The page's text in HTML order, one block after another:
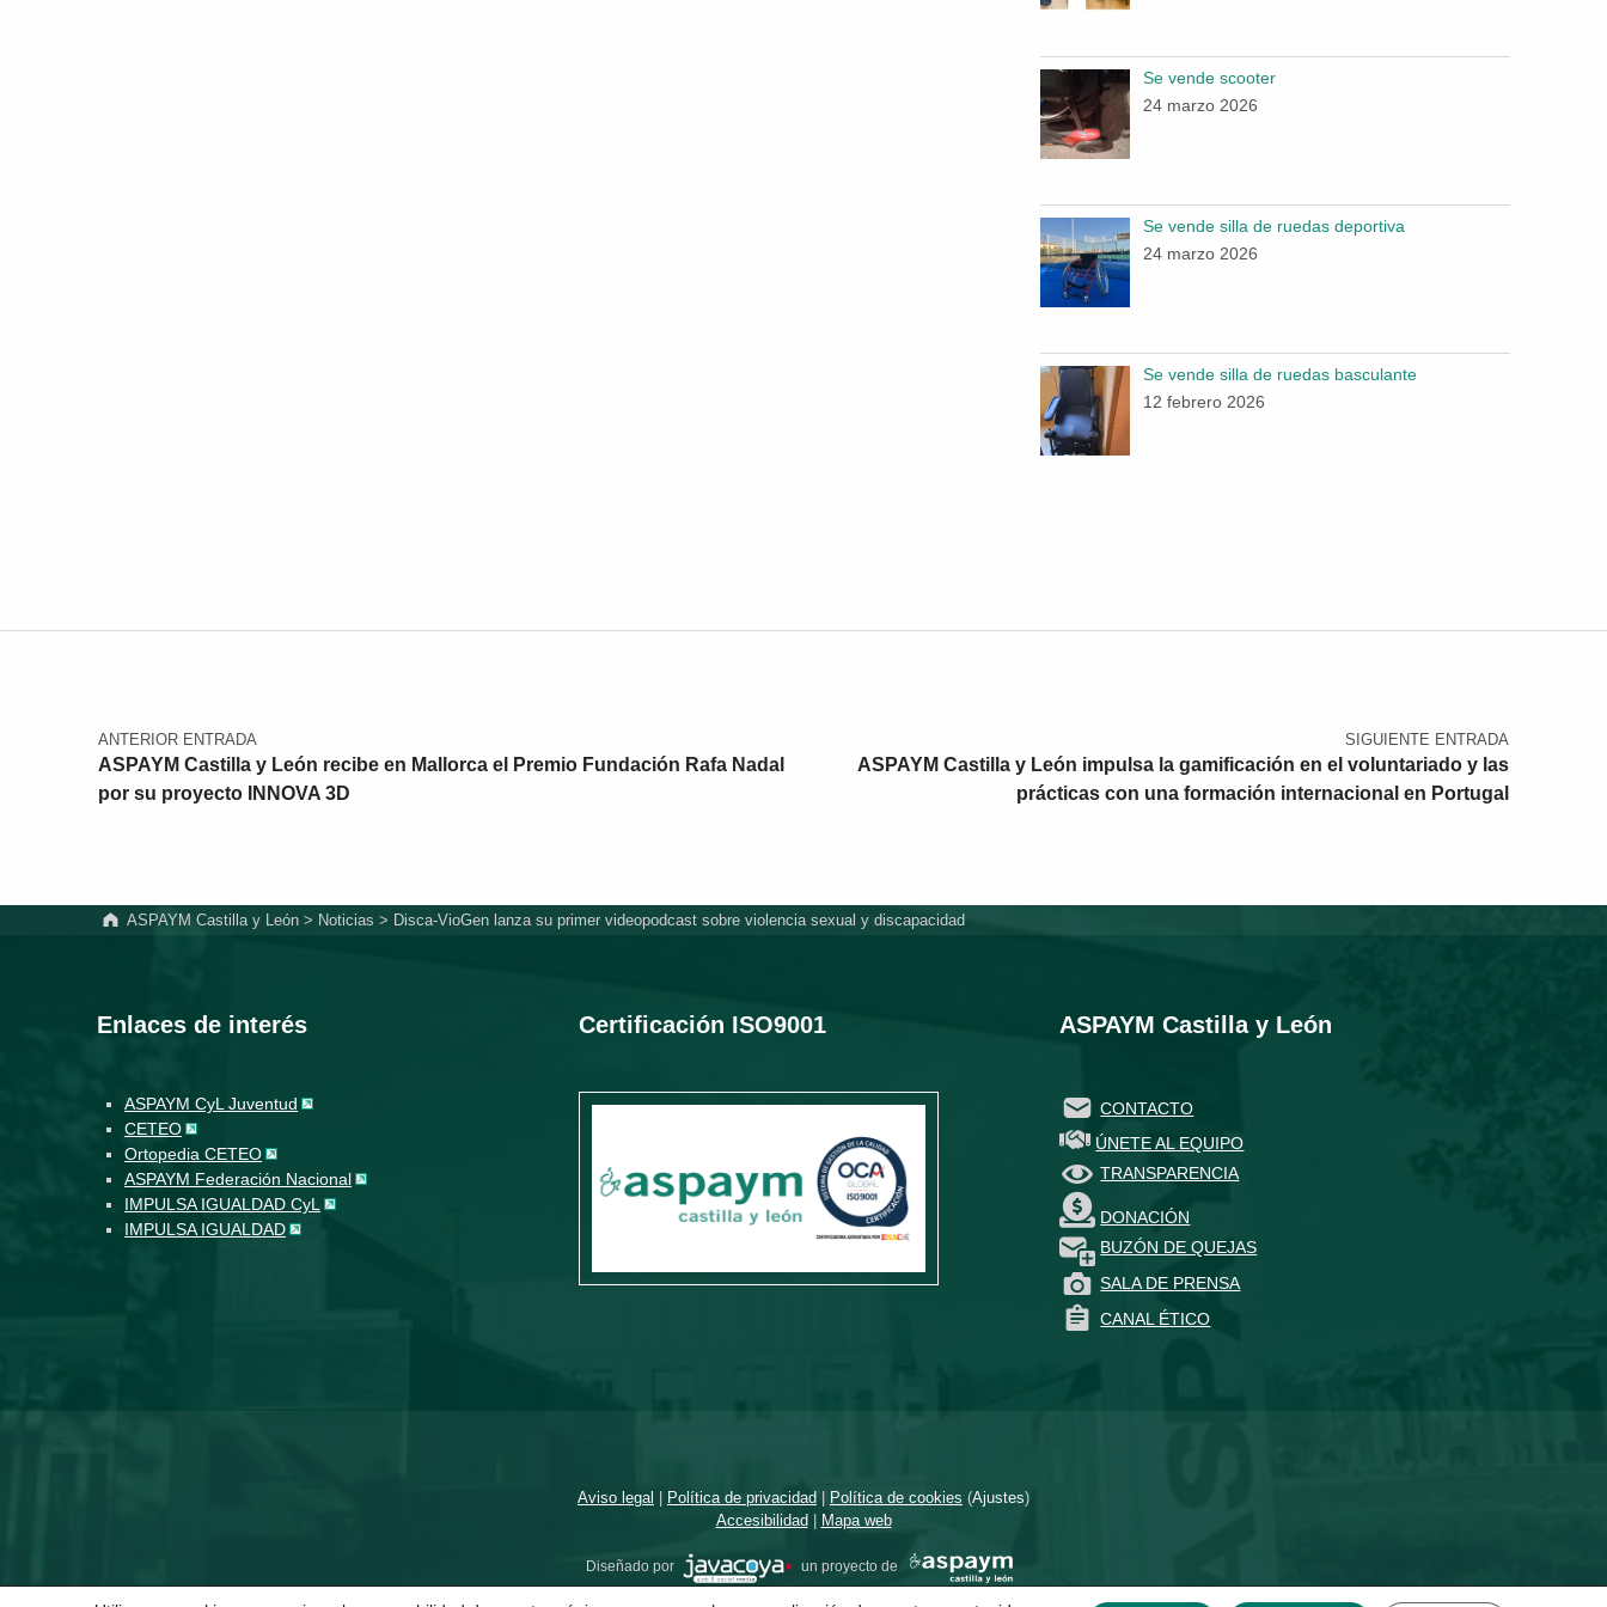
Se vende scooter
24 marzo 2026
Se vende silla de ruedas deportiva
24 marzo 2026
Se vende silla de ruedas basculante
12 febrero 2026
Navegación de entradas
ANTERIOR ENTRADA
ASPAYM Castilla y León recibe en Mallorca el Premio Fundación Rafa Nadal
por su proyecto INNOVA 3D
SIGUIENTE ENTRADA
ASPAYM Castilla y León impulsa la gamificación en el voluntariado y las
prácticas con una formación internacional en Portugal
ASPAYM Castilla y León> Noticias > Disca-VioGen lanza su primer videopodcast sobre violencia sexual y discapacidad
Enlaces de interés
ASPAYM CyL Juventud
CETEO
Ortopedia CETEO
ASPAYM Federación Nacional
IMPULSA IGUALDAD CyL
IMPULSA IGUALDAD
Certificación ISO9001 ASPAYM Castilla y León
CONTACTO
ÚNETE AL EQUIPO
TRANSPARENCIA
DONACIÓN
BUZÓN DE QUEJAS
SALA DE PRENSA
CANAL ÉTICO
Aviso legal Política de privacidad Política de cookies (Ajustes)
Accesibilidad
Mapa web
Diseñado por un proyecto de